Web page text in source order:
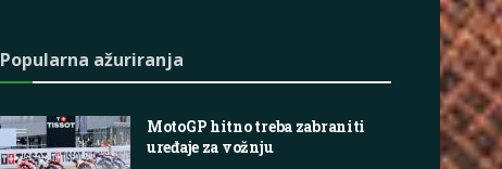
Popularna ažuriranja
MotoGP hitno treba zabraniti
uređaje za vožnju